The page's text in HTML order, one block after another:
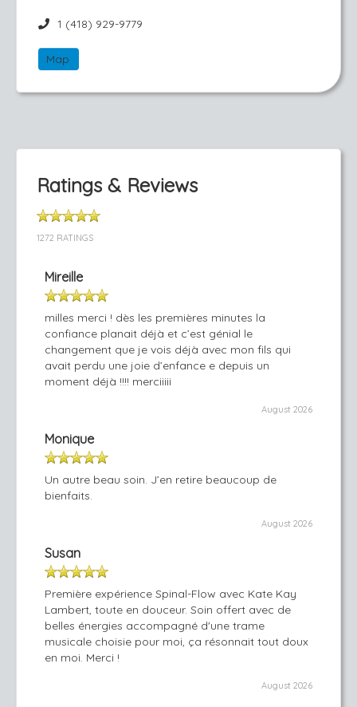
1 (418) 929-9779
Map
Ratings & Reviews
1272 RATINGS
Mireille
milles merci ! dès les premières minutes la
confiance planait déjà et c’est génial le
changement que je vois déjà avec mon fils qui
avait perdu une joie d’enfance e depuis un
moment déjà !!!! merciiiii
August 2026
Monique
Un autre beau soin. J’en retire beaucoup de
bienfaits.
August 2026
Susan
Première expérience Spinal-Flow avec Kate Kay
Lambert, toute en douceur. Soin offert avec de
belles énergies accompagné d'une trame
musicale choisie pour moi, ça résonnait tout doux
en moi. Merci !
August 2026